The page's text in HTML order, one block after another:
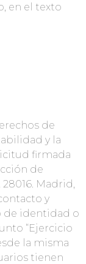
en el texto
de
y la
firmada
de
Madrid,
y
de identidad o
“Ejercicio
la misma
tienen